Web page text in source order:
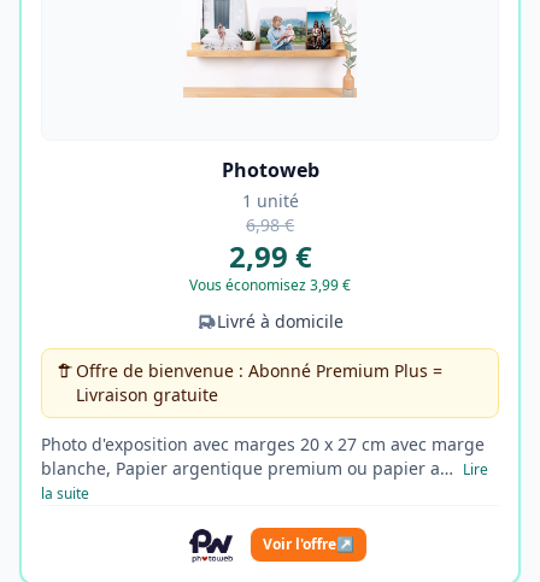
Photoweb
1 unité
6,98 €
2,99 €
Vous économisez 3,99 €
Livré à domicile
Offre de bienvenue : Abonné Premium Plus =
Livraison gratuite
Photo d'exposition avec marges 20 x 27 cm avec marge
blanche, Papier argentique premium ou papier a… Lire
la suite
Voir l'offre↗